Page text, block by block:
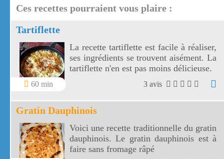
Ces recettes pourraient vous plaire :
Tartiflette
60 min
La recette tartiflette est facile à réaliser,
ses ingrédients se trouvent aisément. La
tartiflette n'en est pas moins délicieuse.
3 avis
Gratin Dauphinois
Voici une recette traditionnelle du gratin
dauphinois. Le gratin dauphinois est à
faire sans fromage râpé